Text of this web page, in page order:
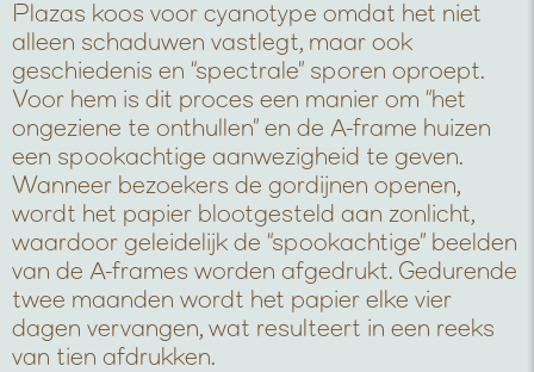
Plazas koos voor cyanotype omdat het niet
alleen schaduwen vastlegt, maar ook
geschiedenis en “spectrale” sporen oproept.
Voor hem is dit proces een manier om “het
ongeziene te onthullen” en de A-frame huizen
een spookachtige aanwezigheid te geven.
Wanneer bezoekers de gordijnen openen,
wordt het papier blootgesteld aan zonlicht,
waardoor geleidelijk de “spookachtige” beelden
van de A-frames worden afgedrukt. Gedurende
twee maanden wordt het papier elke vier
dagen vervangen, wat resulteert in een reeks
van tien afdrukken.